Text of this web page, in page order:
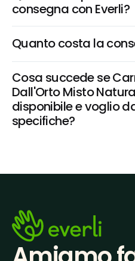
consegna con Everli?
Quanto costa la
Cosa succede se
Dall'Orto Misto
disponibile e voglio
specifiche?